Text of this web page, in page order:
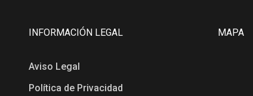
INFORMACIÓN LEGAL
Aviso Legal
Política de Privacidad
MAPA